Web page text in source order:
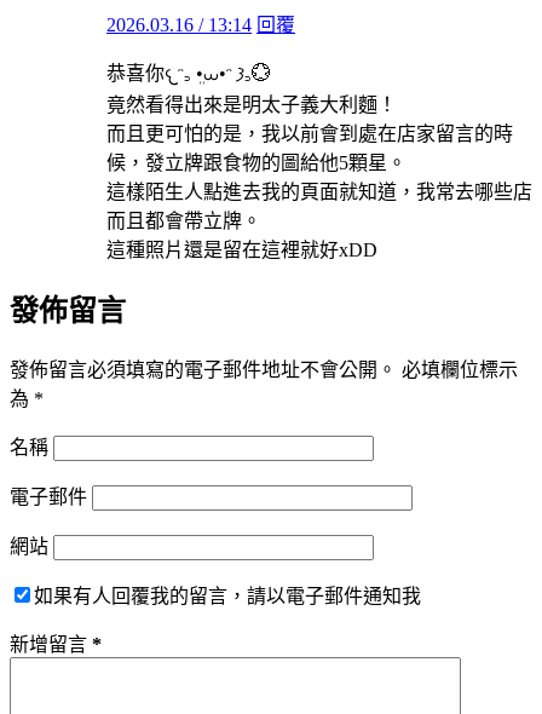
2026.03.16 / 13:14 回覆
恭喜你𐔌ᵔ꜆ ܸ•⩊•ᵔ 𐦯꜆💮
竟然看得出來是明太子義大利麵！
而且更可怕的是，我以前會到處在店家留言的時
候，發立牌跟食物的圖給他5顆星。
這樣陌生人點進去我的頁面就知道，我常去哪些店
而且都會帶立牌。
這種照片還是留在這裡就好xDD
發佈留言
發佈留言必須填寫的電子郵件地址不會公開。 必填欄位標示
為 *
名稱
電子郵件
網站
如果有人回覆我的留言，請以電子郵件通知我
新增留言 *